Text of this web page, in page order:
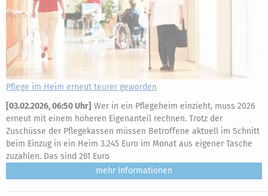
Pflege im Heim erneut teurer geworden
[03.02.2026, 06:50 Uhr] Wer in ein Pflegeheim einzieht, muss 2026
erneut mit einem höheren Eigenanteil rechnen. Trotz der
Zuschüsse der Pflegekassen müssen Betroffene aktuell im Schnitt
beim Einzug in ein Heim 3.245 Euro im Monat aus eigener Tasche
zuzahlen. Das sind 261 Euro
mehr